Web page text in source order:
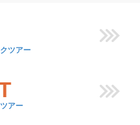
ツアー
アー